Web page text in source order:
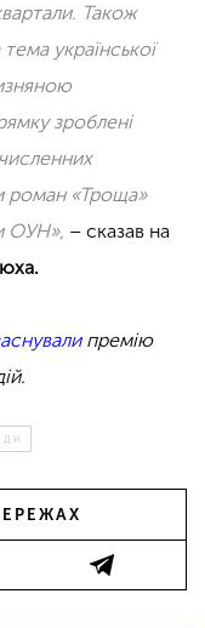
Також
української
зроблені
роман «Троща»
ОУН», – сказав на
премію